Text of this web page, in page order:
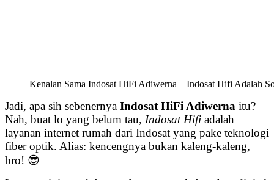
Kenalan Sama Indosat HiFi Adiwerna – Indosat Hifi Adalah
Jadi, apa sih sebenernya Indosat HiFi Adiwerna itu?
Nah, buat lo yang belum tau, Indosat Hifi adalah
layanan internet rumah dari Indosat yang pake teknologi
fiber optik. Alias: kencengnya bukan kaleng-kaleng,
bro! 😎